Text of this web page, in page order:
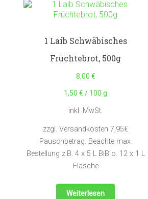
1 Laib Schwäbisches
Früchtebrot, 500g
8,00 €
1,50€ / 100 g
inkl. MwSt.
zzgl. Versandkosten 7,95€
Pauschbetrag. Beachte max.
Bestellung z.B. 4 x 5 L BiB o. 12 x 1 L
Flasche
Weiterlesen